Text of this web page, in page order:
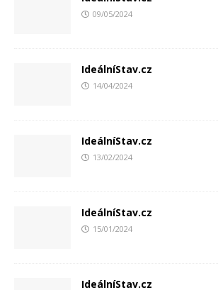
09/05/2024
IdeálníStav.cz
14/04/2024
IdeálníStav.cz
13/02/2024
IdeálníStav.cz
15/01/2024
IdeálníStav.cz